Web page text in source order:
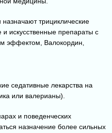
трициклические
искусственные препараты с
эффектом, Валокордин,
седативные лекарства на
или валерианы).
и поведенческих
назначение более сильных